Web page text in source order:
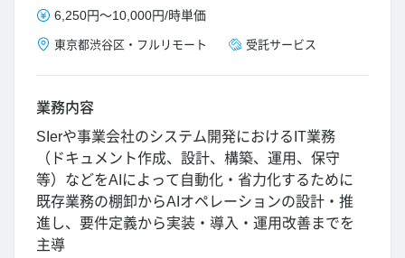
6,250円～10,000円/時単価
東京都渋谷区 ・ フルリモート 受託サービス
業務内容
SIerや事業会社のシステム開発におけるIT業務
（ドキュメント作成、設計、構築、運用、保守
等）などをAIによって自動化・省力化するために
既存業務の棚卸からAIオペレーションの設計・推
進し、要件定義から実装・導入・運用改善までを
主導